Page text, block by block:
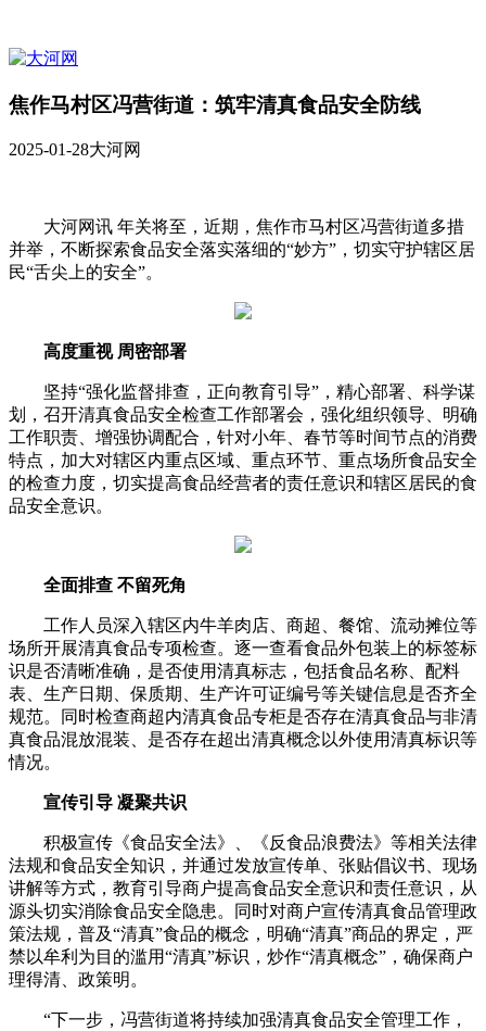
焦作马村区冯营街道：筑牢清真食品安全防线
2025-01-28大河网
大河网讯 年关将至，近期，焦作市马村区冯营街道多措
并举，不断探索食品安全落实落细的“妙方”，切实守护辖区居
民“舌尖上的安全”。
高度重视 周密部署
坚持“强化监督排查，正向教育引导”，精心部署、科学谋
划，召开清真食品安全检查工作部署会，强化组织领导、明确
工作职责、增强协调配合，针对小年、春节等时间节点的消费
特点，加大对辖区内重点区域、重点环节、重点场所食品安全
的检查力度，切实提高食品经营者的责任意识和辖区居民的食
品安全意识。
全面排查 不留死角
工作人员深入辖区内牛羊肉店、商超、餐馆、流动摊位等
场所开展清真食品专项检查。逐一查看食品外包装上的标签标
识是否清晰准确，是否使用清真标志，包括食品名称、配料
表、生产日期、保质期、生产许可证编号等关键信息是否齐全
规范。同时检查商超内清真食品专柜是否存在清真食品与非清
真食品混放混装、是否存在超出清真概念以外使用清真标识等
情况。
宣传引导 凝聚共识
积极宣传《食品安全法》、《反食品浪费法》等相关法律
法规和食品安全知识，并通过发放宣传单、张贴倡议书、现场
讲解等方式，教育引导商户提高食品安全意识和责任意识，从
源头切实消除食品安全隐患。同时对商户宣传清真食品管理政
策法规，普及“清真”食品的概念，明确“清真”商品的界定，严
禁以牟利为目的滥用“清真”标识，炒作“清真概念”，确保商户
理得清、政策明。
“下一步，冯营街道将持续加强清真食品安全管理工作，